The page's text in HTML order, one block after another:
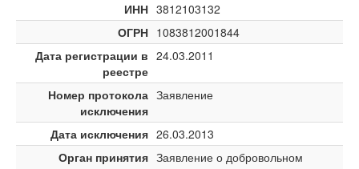
ИНН 3812103132
ОГРН 1083812001844
Дата регистрации в
реестре
24.03.2011
Номер протокола
исключения
Заявление
Дата исключения 26.03.2013
Орган принятия Заявление о добровольном